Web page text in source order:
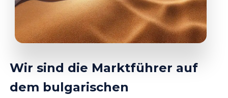
Wir sind die Marktführer auf
dem bulgarischen